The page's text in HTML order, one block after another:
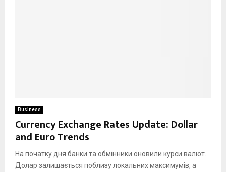
Business
Currency Exchange Rates Update: Dollar
and Euro Trends
На початку дня банки та обмінники оновили курси валют.
Долар залишається поблизу локальних максимумів, а